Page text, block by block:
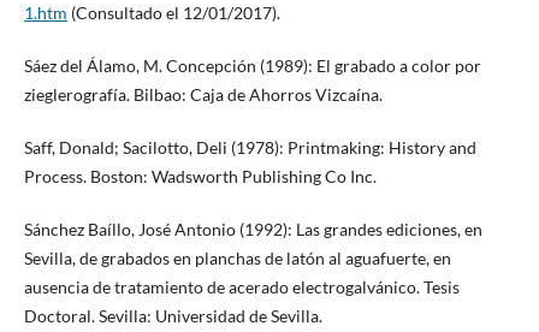
1.htm (Consultado el 12/01/2017).
Sáez del Álamo, M. Concepción (1989): El grabado a color por
zieglerografía. Bilbao: Caja de Ahorros Vizcaína.
Saff, Donald; Sacilotto, Deli (1978): Printmaking: History and
Process. Boston: Wadsworth Publishing Co Inc.
Sánchez Baíllo, José Antonio (1992): Las grandes ediciones, en
Sevilla, de grabados en planchas de latón al aguafuerte, en
ausencia de tratamiento de acerado electrogalvánico. Tesis
Doctoral. Sevilla: Universidad de Sevilla.